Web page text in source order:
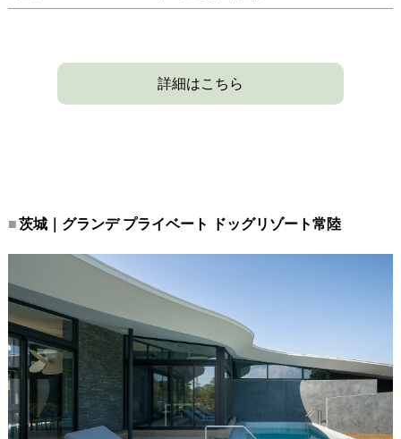
詳細はこちら
茨城｜グランデ プライベート ドッグリゾート常陸